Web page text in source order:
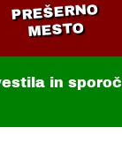
PREŠERNO
MESTO
in